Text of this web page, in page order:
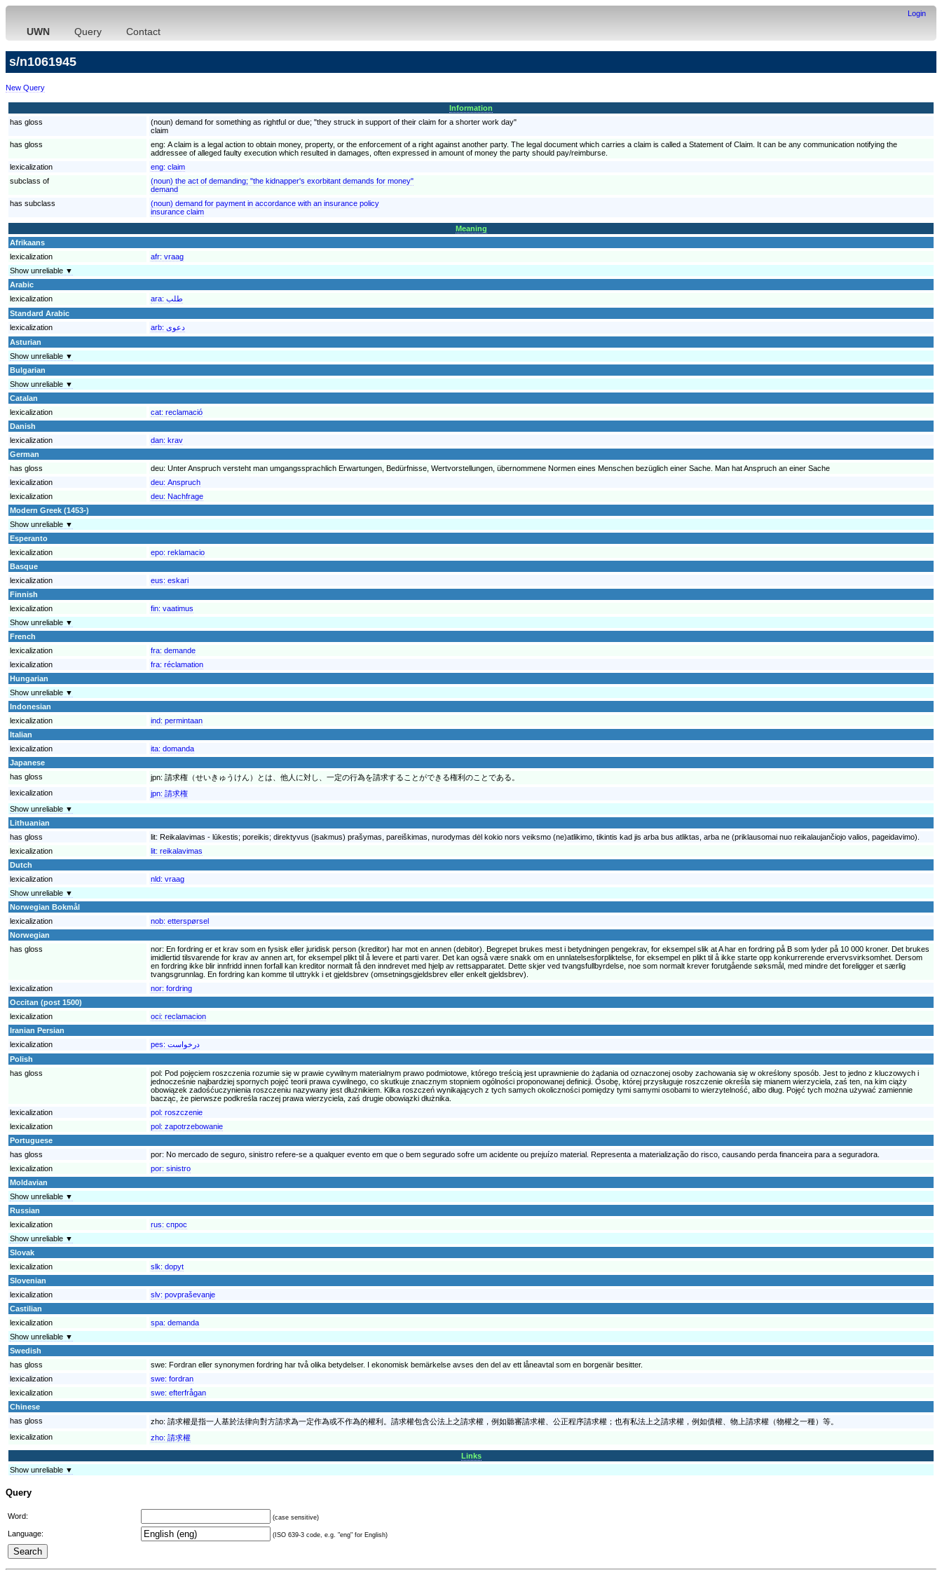
Login
UWN Query Contact
s/n1061945
New Query
Information
has gloss
(noun) demand for something as rightful or due; "they struck in support of their claim for a shorter work day"
claim
has gloss
eng: A claim is a legal action to obtain money, property, or the enforcement of a right against another party. The legal document which carries a claim is called a Statement of Claim. It can be any communication notifying the
addressee of alleged faulty execution which resulted in damages, often expressed in amount of money the party should pay/reimburse.
lexicalization
eng: claim
subclass of
(noun) the act of demanding; "the kidnapper's exorbitant demands for money"
demand
has subclass
(noun) demand for payment in accordance with an insurance policy
insurance claim
Meaning
Afrikaans
lexicalization
afr: vraag
Show unreliable ▼
Arabic
lexicalization
ara: طلب
Standard Arabic
lexicalization
arb: دعوى
Asturian
Show unreliable ▼
Bulgarian
Show unreliable ▼
Catalan
lexicalization
cat: reclamació
Danish
lexicalization
dan: krav
German
has gloss
deu: Unter Anspruch versteht man umgangssprachlich Erwartungen, Bedürfnisse, Wertvorstellungen, übernommene Normen eines Menschen bezüglich einer Sache. Man hat Anspruch an einer Sache
lexicalization
deu: Anspruch
lexicalization
deu: Nachfrage
Modern Greek (1453-)
Show unreliable ▼
Esperanto
lexicalization
epo: reklamacio
Basque
lexicalization
eus: eskari
Finnish
lexicalization
fin: vaatimus
Show unreliable ▼
French
lexicalization
fra: demande
lexicalization
fra: réclamation
Hungarian
Show unreliable ▼
Indonesian
lexicalization
ind: permintaan
Italian
lexicalization
ita: domanda
Japanese
has gloss
jpn: 請求権（せいきゅうけん）とは、他人に対し、一定の行為を請求することができる権利のことである。
lexicalization
jpn: 請求権
Show unreliable ▼
Lithuanian
has gloss
lit: Reikalavimas - lūkestis; poreikis; direktyvus (įsakmus) prašymas, pareiškimas, nurodymas dėl kokio nors veiksmo (ne)atlikimo, tikintis kad jis arba bus atliktas, arba ne (priklausomai nuo reikalaujančiojo valios, pageidavimo).
lexicalization
lit: reikalavimas
Dutch
lexicalization
nld: vraag
Show unreliable ▼
Norwegian Bokmål
lexicalization
nob: etterspørsel
Norwegian
has gloss
nor: En fordring er et krav som en fysisk eller juridisk person (kreditor) har mot en annen (debitor). Begrepet brukes mest i betydningen pengekrav, for eksempel slik at A har en fordring på B som lyder på 10 000 kroner. Det brukes
imidlertid tilsvarende for krav av annen art, for eksempel plikt til å levere et parti varer. Det kan også være snakk om en unnlatelsesforpliktelse, for eksempel en plikt til å ikke starte opp konkurrerende ervervsvirksomhet. Dersom
en fordring ikke blir innfridd innen forfall kan kreditor normalt få den inndrevet med hjelp av rettsapparatet. Dette skjer ved tvangsfullbyrdelse, noe som normalt krever forutgående søksmål, med mindre det foreligger et særlig
tvangsgrunnlag. En fordring kan komme til uttrykk i et gjeldsbrev (omsetningsgjeldsbrev eller enkelt gjeldsbrev).
lexicalization
nor: fordring
Occitan (post 1500)
lexicalization
oci: reclamacion
Iranian Persian
lexicalization
pes: درخواست
Polish
has gloss
pol: Pod pojęciem roszczenia rozumie się w prawie cywilnym materialnym prawo podmiotowe, którego treścią jest uprawnienie do żądania od oznaczonej osoby zachowania się w określony sposób. Jest to jedno z kluczowych i
jednocześnie najbardziej spornych pojęć teorii prawa cywilnego, co skutkuje znacznym stopniem ogólności proponowanej definicji. Osobę, której przysługuje roszczenie określa się mianem wierzyciela, zaś ten, na kim ciąży
obowiązek zadośćuczynienia roszczeniu nazywany jest dłużnikiem. Kilka roszczeń wynikających z tych samych okoliczności pomiędzy tymi samymi osobami to wierzytelność, albo dług. Pojęć tych można używać zamiennie
bacząc, że pierwsze podkreśla raczej prawa wierzyciela, zaś drugie obowiązki dłużnika.
lexicalization
pol: roszczenie
lexicalization
pol: zapotrzebowanie
Portuguese
has gloss
por: No mercado de seguro, sinistro refere-se a qualquer evento em que o bem segurado sofre um acidente ou prejuízo material. Representa a materialização do risco, causando perda financeira para a seguradora.
lexicalization
por: sinistro
Moldavian
Show unreliable ▼
Russian
lexicalization
rus: спрос
Show unreliable ▼
Slovak
lexicalization
slk: dopyt
Slovenian
lexicalization
slv: povpraševanje
Castilian
lexicalization
spa: demanda
Show unreliable ▼
Swedish
has gloss
swe: Fordran eller synonymen fordring har två olika betydelser. I ekonomisk bemärkelse avses den del av ett låneavtal som en borgenär besitter.
lexicalization
swe: fordran
lexicalization
swe: efterfrågan
Chinese
has gloss
zho: 請求權是指一人基於法律向對方請求為一定作為或不作為的權利。請求權包含公法上之請求權，例如聽審請求權、公正程序請求權；也有私法上之請求權，例如債權、物上請求權（物權之一種）等。
lexicalization
zho: 請求權
Links
Show unreliable ▼
Query
Word: (case sensitive)
Language: (ISO 639-3 code, e.g. "eng" for English)